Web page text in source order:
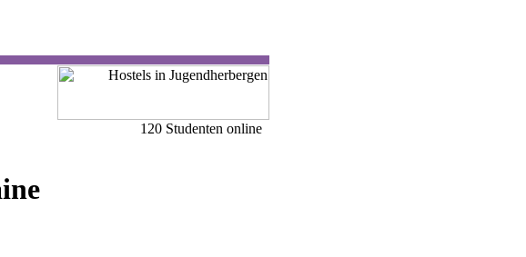
120 Studenten online